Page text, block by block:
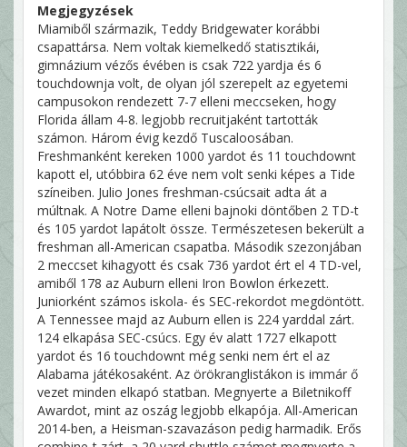
Megjegyzések
Miamiből származik, Teddy Bridgewater korábbi
csapattársa. Nem voltak kiemelkedő statisztikái,
gimnázium vézős évében is csak 722 yardja és 6
touchdownja volt, de olyan jól szerepelt az egyetemi
campusokon rendezett 7-7 elleni meccseken, hogy
Florida állam 4-8. legjobb recruitjaként tartották
számon. Három évig kezdő Tuscaloosában.
Freshmanként kereken 1000 yardot és 11 touchdownt
kapott el, utóbbira 62 éve nem volt senki képes a Tide
színeiben. Julio Jones freshman-csúcsait adta át a
múltnak. A Notre Dame elleni bajnoki döntőben 2 TD-t
és 105 yardot lapátolt össze. Természetesen bekerült a
freshman all-American csapatba. Második szezonjában
2 meccset kihagyott és csak 736 yardot ért el 4 TD-vel,
amiből 178 az Auburn elleni Iron Bowlon érkezett.
Juniorként számos iskola- és SEC-rekordot megdöntött.
A Tennessee majd az Auburn ellen is 224 yarddal zárt.
124 elkapása SEC-csúcs. Egy év alatt 1727 elkapott
yardot és 16 touchdownt még senki nem ért el az
Alabama játékosaként. Az örökranglistákon is immár ő
vezet minden elkapó statban. Megnyerte a Biletnikoff
Awardot, mint az oszág legjobb elkapója. All-American
2014-ben, a Heisman-szavazáson pedig harmadik. Erős